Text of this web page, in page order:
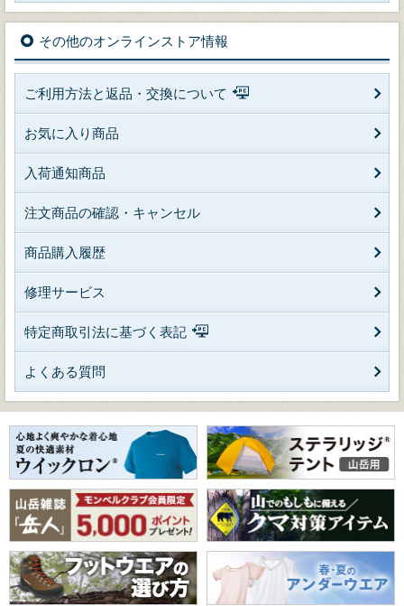
その他のオンラインストア情報
ご利用方法と返品・交換について
お気に入り商品
入荷通知商品
注文商品の確認・キャンセル
商品購入履歴
修理サービス
特定商取引法に基づく表記
よくある質問